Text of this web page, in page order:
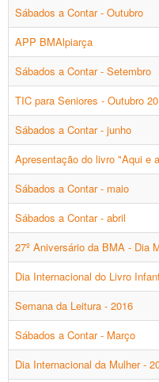
Sábados a Contar - Outubro
APP BMAlpiarça
Sábados a Contar - Setembro
TIC para Seniores - Outubro
Sábados a Contar - junho
Apresentação do livro "Aqui e
Sábados a Contar - maio
Sábados a Contar - abril
27º Aniversário da BMA - Dia
Dia Internacional do Livro
Semana da Leitura - 2016
Sábados a Contar - Março
Dia Internacional da Mulher -